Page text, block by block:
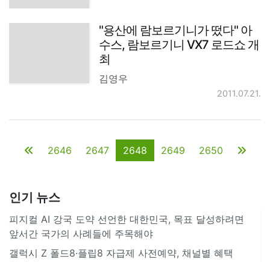
"용산에 람보르기니가 떴다" 아
수스, 람보르기니 VX7 로드쇼 개
최
김영우
2011.07.21.
2646 2647 2648 2649 2650
인기 뉴스
피지컬 AI 강국 도약 선언한 대한민국, 목표 달성하려면
앞서간 국가의 사례들에 주목해야
갤럭시 Z 폴드8·플립8 자급제 사전예약, 채널별 혜택